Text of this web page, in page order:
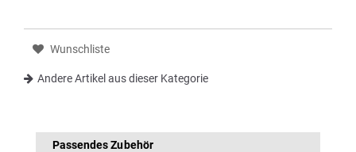
Wunschliste
Andere Artikel aus dieser Kategorie
Passendes Zubehör